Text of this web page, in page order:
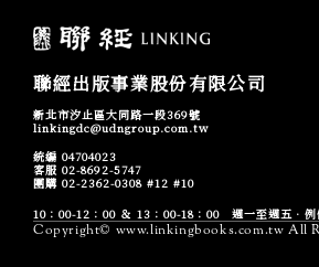
聯經出版事業股份有限公司
新北市汐止區大同路一段369號
linkingdc@udngroup.com.tw
統編 04704023
客服 02-8692-5747
團購 02-2362-0308 #12 #10
10：00-12：00 ＆ 13：00-18：00 週一至週五．例
Copyright© www.linkingbooks.com.tw All